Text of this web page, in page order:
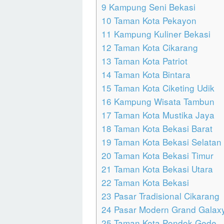
9 Kampung Seni Bekasi
10 Taman Kota Pekayon
11 Kampung Kuliner Bekasi
12 Taman Kota Cikarang
13 Taman Kota Patriot
14 Taman Kota Bintara
15 Taman Kota Ciketing Udik
16 Kampung Wisata Tambun
17 Taman Kota Mustika Jaya
18 Taman Kota Bekasi Barat
19 Taman Kota Bekasi Selatan
20 Taman Kota Bekasi Timur
21 Taman Kota Bekasi Utara
22 Taman Kota Bekasi
23 Pasar Tradisional Cikarang
24 Pasar Modern Grand